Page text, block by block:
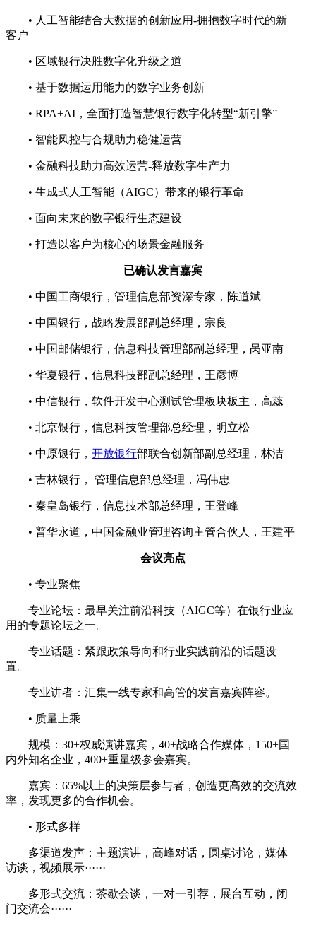
• 人工智能结合大数据的创新应用-拥抱数字时代的新
客户
• 区域银行决胜数字化升级之道
• 基于数据运用能力的数字业务创新
• RPA+AI，全面打造智慧银行数字化转型“新引擎”
• 智能风控与合规助力稳健运营
• 金融科技助力高效运营-释放数字生产力
• 生成式人工智能（AIGC）带来的银行革命
• 面向未来的数字银行生态建设
• 打造以客户为核心的场景金融服务
已确认发言嘉宾
• 中国工商银行，管理信息部资深专家，陈道斌
• 中国银行，战略发展部副总经理，宗良
• 中国邮储银行，信息科技管理部副总经理，呙亚南
• 华夏银行，信息科技部副总经理，王彦博
• 中信银行，软件开发中心测试管理板块板主，高蕊
• 北京银行，信息科技管理部总经理，明立松
• 中原银行， 开放银行部联合创新部副总经理，林洁
• 吉林银行， 管理信息部总经理，冯伟忠
• 秦皇岛银行，信息技术部总经理，王登峰
• 普华永道，中国金融业管理咨询主管合伙人，王建平
会议亮点
• 专业聚焦
专业论坛：最早关注前沿科技（AIGC等）在银行业应
用的专题论坛之一。
专业话题：紧跟政策导向和行业实践前沿的话题设
置。
专业讲者：汇集一线专家和高管的发言嘉宾阵容。
• 质量上乘
规模：30+权威演讲嘉宾，40+战略合作媒体，150+国
内外知名企业，400+重量级参会嘉宾。
嘉宾：65%以上的决策层参与者，创造更高效的交流效
率，发现更多的合作机会。
• 形式多样
多渠道发声：主题演讲，高峰对话，圆桌讨论，媒体
访谈，视频展示······
多形式交流：茶歇会谈，一对一引荐，展台互动，闭
门交流会······